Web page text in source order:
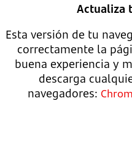
Actualiza
Esta versión de tu
correctamente la
buena experiencia y
descarga
navegadores: